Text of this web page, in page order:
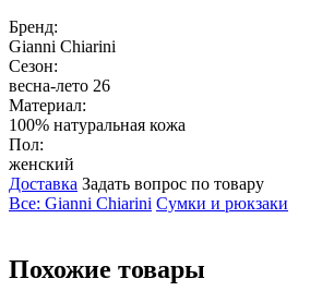
Бренд:
Gianni Chiarini
Сезон:
весна-лето 26
Материал:
100% натуральная кожа
Пол:
женский
Доставка Задать вопрос по товару
Все: Gianni Chiarini Сумки и рюкзаки
Похожие товары